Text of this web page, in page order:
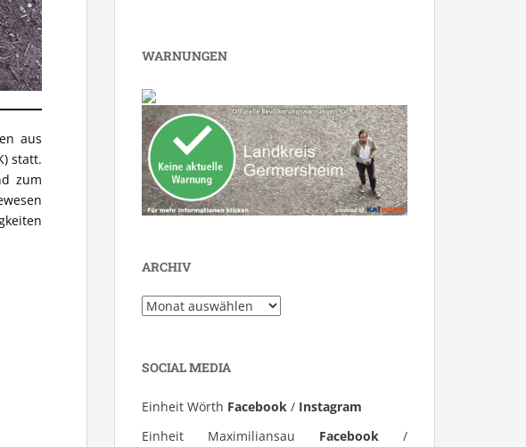
aus
statt.
zum
WARNUNGEN
ARCHIV
Archiv
SOCIAL MEDIA
Einheit Wörth Facebook / Instagram
Einheit Maximiliansau Facebook /